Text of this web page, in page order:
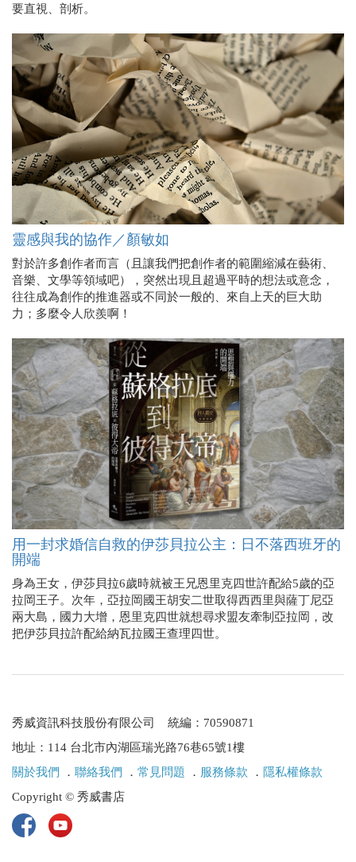
要直視、剖析。
靈感與我的協作／顏敏如
對於許多創作者而言（且讓我們把創作者的範圍縮減在藝術、
音樂、文學等領域吧），突然出現且超過平時的想法或意念，
往往成為創作的推進器或不同於一般的、來自上天的巨大助
力；多麼令人欣羨啊！
用一封求婚信自救的伊莎貝拉公主：日不落西班牙的
開端
身為王女，伊莎貝拉6歲時就被王兄恩里克四世許配給5歲的亞
拉岡王子。次年，亞拉岡國王胡安二世取得西西里與薩丁尼亞
兩大島，國力大增，恩里克四世就想尋求盟友牽制亞拉岡，改
把伊莎貝拉許配給納瓦拉國王查理四世。
秀威資訊科技股份有限公司 統編：70590871
地址：114 台北市內湖區瑞光路76巷65號1樓
關於我們
． 聯絡我們 ． 常見問題 ． 服務條款 ． 隱私權條款
Copyright © 秀威書店